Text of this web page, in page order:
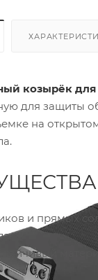
козырёк для
для защиты
на
и прямых